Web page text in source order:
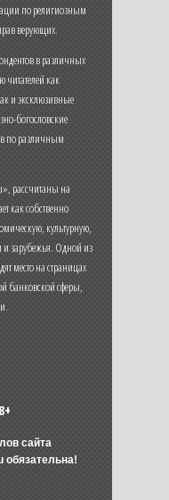
по религиозным
верующих.
в различных
читателей как
и эксклюзивные
богословские
по различным
рассчитаны на
как собственно
культурную,
и зарубежья. Одной из
место на страницах
банковской сферы,
сайта
обязательна!